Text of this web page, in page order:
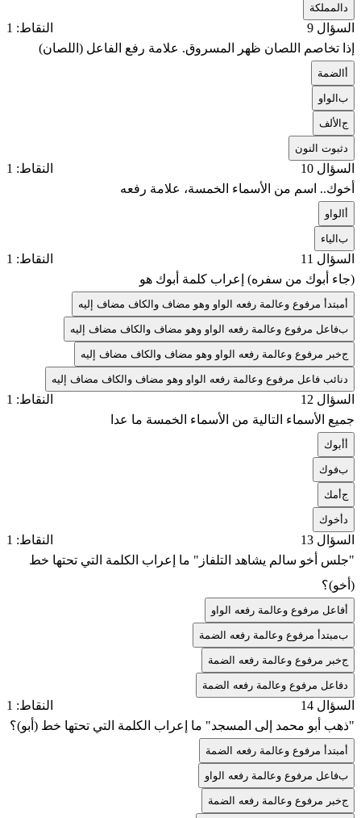
المملكة
السؤال 9
النقاط: 1
إذا تخاصم اللصان ظهر المسروق. علامة رفع الفاعل (اللصان)
الضمة
بالواو
جالألف
ثبوت النون
السؤال 10
النقاط: 1
أخوك.. اسم من الأسماء الخمسة، علامة رفعه
الواو
بالياء
السؤال 11
النقاط: 1
(جاء أبوك من سفره) إعراب كلمة أبوك هو
مبتدأ مرفوع وعالمة رفعه الواو وهو مضاف والكاف مضاف إليه
بفاعل مرفوع وعالمة رفعه الواو وهو مضاف والكاف مضاف إليه
جخبر مرفوع وعالمة رفعه الواو وهو مضاف والكاف مضاف إليه
نائب فاعل مرفوع وعالمة رفعه الواو وهو مضاف والكاف مضاف إليه
السؤال 12
النقاط: 1
جميع الأسماء التالية من الأسماء الخمسة ما عدا
أبوك
بفوك
جأمك
أخوك
السؤال 13
النقاط: 1
"جلس أخو سالم يشاهد التلفاز" ما إعراب الكلمة التي تحتها خط
(أخو)؟
فاعل مرفوع وعالمة رفعه الواو
بمبتدأ مرفوع وعالمة رفعه الضمة
جخبر مرفوع وعالمة رفعه الضمة
فاعل مرفوع وعالمة رفعه الضمة
السؤال 14
النقاط: 1
"ذهب أبو محمد إلى المسجد" ما إعراب الكلمة التي تحتها خط (أبو)؟
مبتدأ مرفوع وعالمة رفعه الضمة
بفاعل مرفوع وعالمة رفعه الواو
جخبر مرفوع وعالمة رفعه الضمة